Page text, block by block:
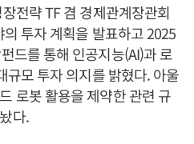
전략 TF 겸 경제관계장관회
투자 계획을 발표하고 2025
드를 통해 인공지능(AI)과 로
규모 투자 의지를 밝혔다. 아울
로봇 활용을 제약한 관련 규
다.